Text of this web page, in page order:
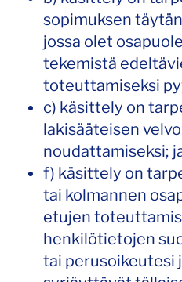
sopimuksen
jossa olet
tekemistä
toteuttamiseksi
c) käsittely on
lakisääteisen
noudattamiseksi;
f) käsittely on
tai kolmannen
etujen
henkilötietojen
tai perusoikeutesi